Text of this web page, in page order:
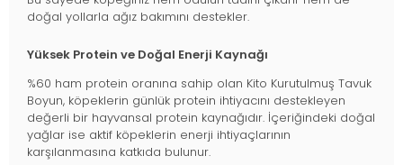
doğal yollarla ağız bakımını destekler.
Yüksek Protein ve Doğal Enerji Kaynağı
%60 ham protein oranına sahip olan Kito Kurutulmuş Tavuk
Boyun, köpeklerin günlük protein ihtiyacını destekleyen
değerli bir hayvansal protein kaynağıdır. İçeriğindeki doğal
yağlar ise aktif köpeklerin enerji ihtiyaçlarının
karşılanmasına katkıda bulunur.